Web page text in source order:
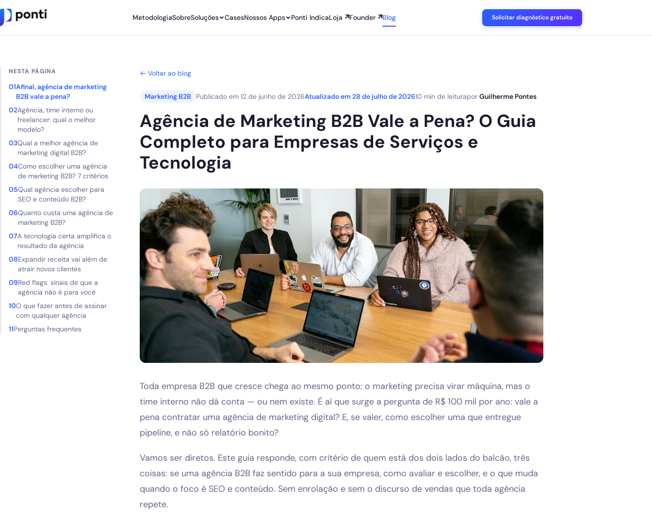
MetodologiaSobreSoluções CasesNossos Apps Ponti IndicaLoja Founder Blog Solicitar diagnóstico gratuito
Sobre
Soluções
Cases
Nossos Apps
Ponti Indica
Loja
Founder
Solicitar diagnóstico gratuito
← Voltar ao blog
Marketing B2B Publicado em 12 de junho de 2026Atualizado em28 de julho de 202610 min de leiturapor Guilherme Pontes
Agência de Marketing B2B Vale a Pena? O Guia
Completo para Empresas de Serviços e
Tecnologia
NESTA PÁGINA
Afinal, agência de marketing
B2B vale a pena?
Agência, time interno ou
freelancer: qual o melhor
modelo?
Qual a melhor agência de
marketing digital B2B?
Como escolher uma agência
de marketing B2B? 7 critérios
Qual agência escolher para
SEO e conteúdo B2B?
Quanto custa uma agência de
marketing B2B?
A tecnologia certa amplifica o
resultado da agência
Expandir receita vai além de
atrair novos clientes
Red flags: sinais de que a
agência não é para você
O que fazer antes de assinar
com qualquer agência
Perguntas frequentes
Toda empresa B2B que cresce chega ao mesmo ponto: o marketing precisa virar máquina, mas o
time interno não dá conta — ou nem existe. É aí que surge a pergunta de R$ 100 mil por ano: vale a
pena contratar uma agência de marketing digital? E, se valer, como escolher uma que entregue
pipeline, e não só relatório bonito?
Vamos ser diretos. Este guia responde, com critério de quem está dos dois lados do balcão, três
coisas: se uma agência B2B faz sentido para a sua empresa, como avaliar e escolher, e o que muda
quando o foco é SEO e conteúdo. Sem enrolação e sem o discurso de vendas que toda agência
repete.